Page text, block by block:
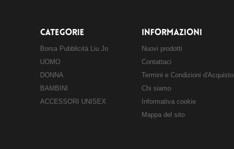
CATEGORIE
Borsa Pubblicità Liu Jo
UOMO
DONNA
BAMBINI
ACCESSORI UNISEX
INFORMAZIONI
Nuovi prodotti
Contattaci
Termini e Condizioni d'Acquisto
Chi siamo
Informativa cookie
Mappa del sito